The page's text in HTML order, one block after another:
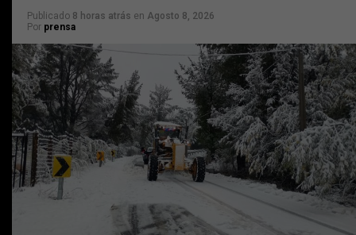
Publicado 8 horas atrás en Agosto 8, 2026
Por prensa